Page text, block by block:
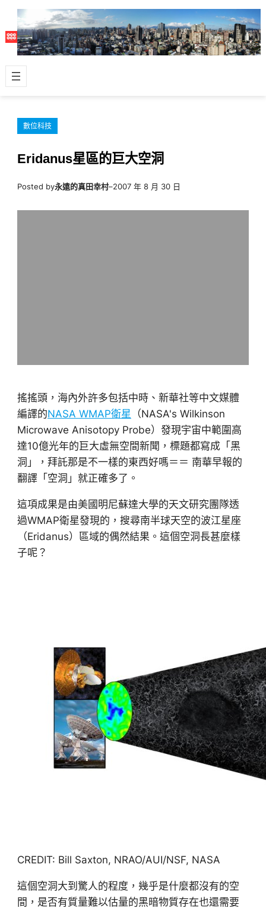
主
容
數位科技
Eridanus星區的巨大空洞
Posted by永遠的真田幸村–2007 年 8 月 30 日
搖搖頭，海內外許多包括中時、新華社等中文媒體
編譯的NASA WMAP衛星 （NASA's Wilkinson
Microwave Anisotopy Probe）發現宇宙中範圍高
達10億光年的巨大虛無空間新聞，標題都寫成「黑
洞」，拜託那是不一樣的東西好嗎＝＝ 南華早報的
翻譯「空洞」就正確多了。
這項成果是由美國明尼蘇達大學的天文研究團隊透
過WMAP衛星發現的，搜尋南半球天空的波江星座
（Eridanus）區域的偶然結果。這個空洞長甚麼樣
子呢？
CREDIT: Bill Saxton, NRAO/AUI/NSF, NASA
這個空洞大到驚人的程度，幾乎是什麼都沒有的空
間，是否有質量難以估量的黑暗物質存在也還需要